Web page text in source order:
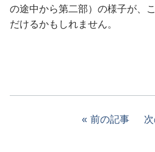
の途中から第二部）の様子が、
だけるかもしれません。
前の記事